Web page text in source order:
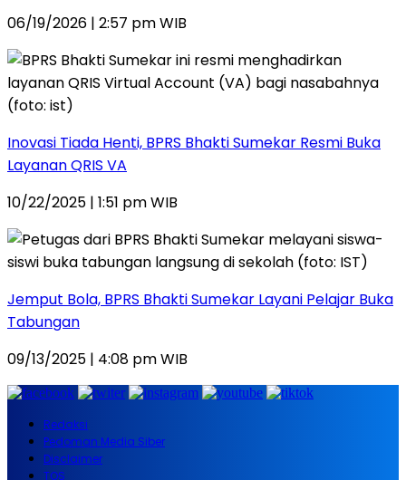
06/19/2026 | 2:57 pm WIB
Inovasi Tiada Henti, BPRS Bhakti Sumekar Resmi Buka
Layanan QRIS VA
10/22/2025 | 1:51 pm WIB
Jemput Bola, BPRS Bhakti Sumekar Layani Pelajar Buka
Tabungan
09/13/2025 | 4:08 pm WIB
Redaksi
Pedoman Media Siber
Disclaimer
TOS